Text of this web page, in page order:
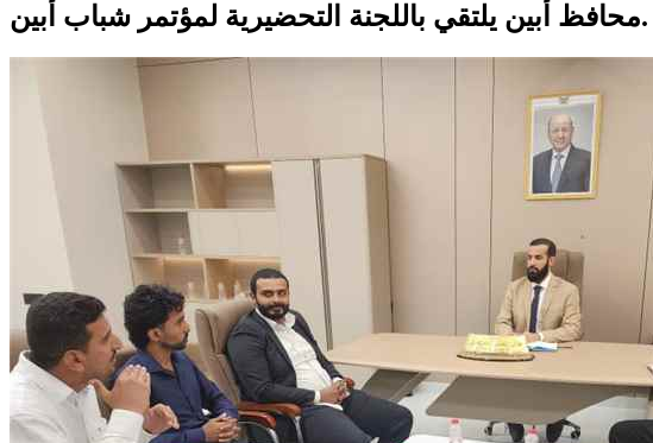
محافظ أبين يلتقي باللجنة التحضيرية لمؤتمر شباب أبين.